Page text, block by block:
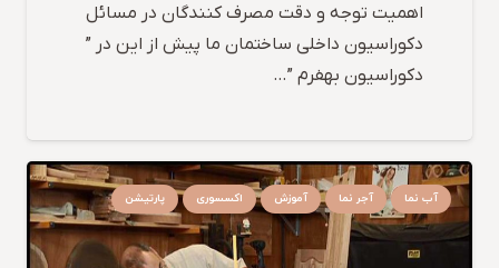
اهمیت توجه و دقت مصرف کنندگان در مسائل
دکوراسیون داخلی ساختمان ما پیش از این در ”
دکوراسیون بهفرم ”…
آب نما آجر نما آموزش اکسسوری پارتیشن